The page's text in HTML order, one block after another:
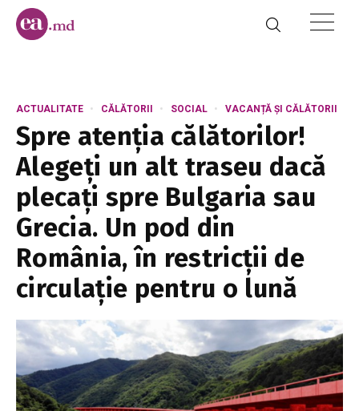
ACTUALITATE CĂLĂTORII SOCIAL VACANȚĂ ȘI CĂLĂTORII
Spre atenția călătorilor!
Alegeți un alt traseu dacă
plecați spre Bulgaria sau
Grecia. Un pod din
România, în restricții de
circulație pentru o lună